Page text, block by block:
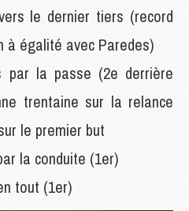
le dernier tiers (record
à égalité avec Paredes)
par la passe (2e derrière
trentaine sur la relance
le premier but
la conduite (1er)
tout (1er)